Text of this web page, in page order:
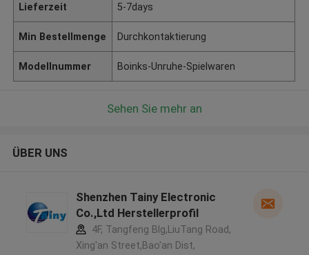
Lieferzeit 5-7days
Min Bestellmenge Durchkontaktierung
Modellnummer Boinks-Unruhe-Spielwaren
Sehen Sie mehr an
ÜBER UNS
Shenzhen Tainy Electronic
Co.,Ltd Herstellerprofil
4F, Tangfeng Blg,LiuTang Road,
Xing'an Street,Bao'an Dist,